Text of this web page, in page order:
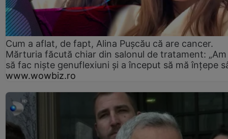
Cum a aflat, de fapt, Alina Pușcău că are cancer.
Mărturia făcută chiar din salonul de tratament:
să fac niște genuflexiuni și a început să mă înțepe
www.wowbiz.ro